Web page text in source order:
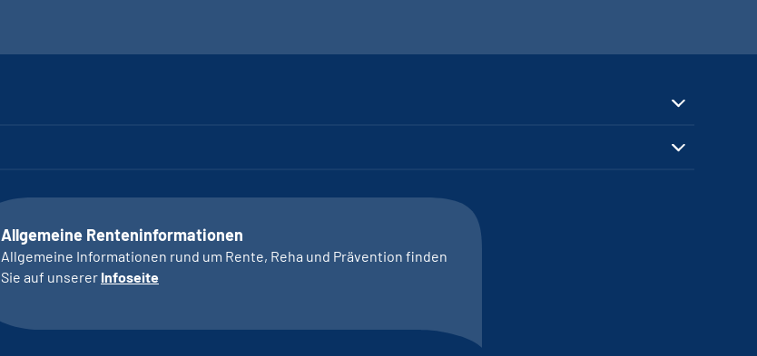
Allgemeine Renteninformationen
Allgemeine Informationen rund um Rente, Reha und Prävention finden
Sie auf unserer Infoseite